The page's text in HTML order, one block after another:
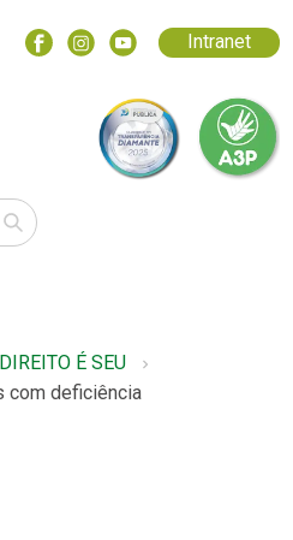
Intranet
É SEU
com deficiência